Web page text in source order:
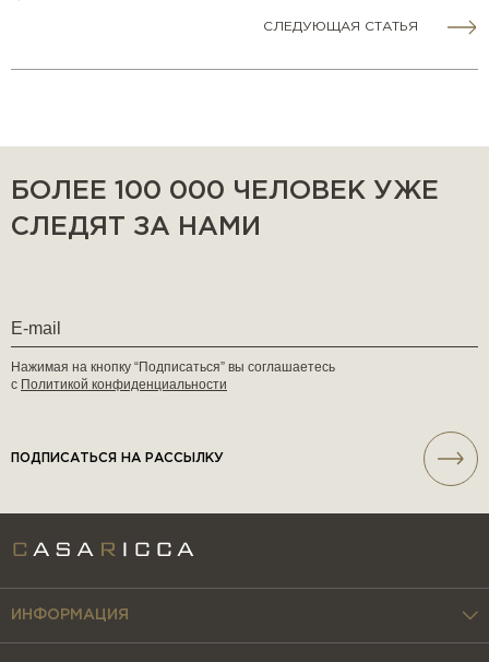
СЛЕДУЮЩАЯ СТАТЬЯ
БОЛЕЕ 100 000 ЧЕЛОВЕК УЖЕ
СЛЕДЯТ ЗА НАМИ
Нажимая на кнопку “Подписаться” вы соглашаетесь
с Политикой конфиденциальности
ПОДПИСАТЬСЯ НА РАССЫЛКУ
ИНФОРМАЦИЯ